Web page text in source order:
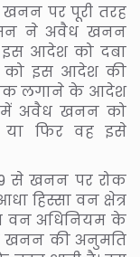
पर पूरी तरह
ने अवैध खनन
इस आदेश को दबा
को इस आदेश की
लगाने के आदेश
में अवैध खनन को
या फिर वह इसे
से खनन पर रोक
हिस्सा वन क्षेत्र
वन अधिनियम के
खनन की अनुमति